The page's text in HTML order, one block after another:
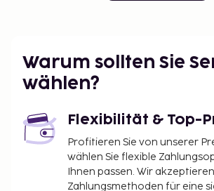
Warum sollten Sie
wählen?
Flexibilität & Top-
Profitieren Sie von unserer
wählen Sie flexible
Ihnen passen. Wir
Zahlungsmethoden für eine